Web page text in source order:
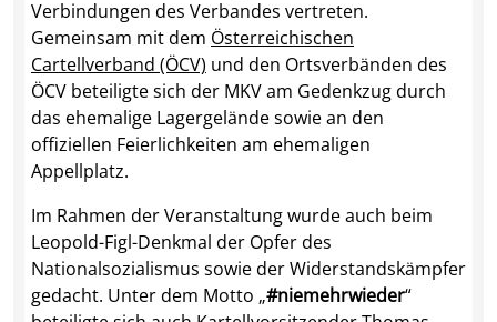
Verbindungen des Verbandes vertreten.
Gemeinsam mit dem Österreichischen
Cartellverband (ÖCV) und den Ortsverbänden des
ÖCV beteiligte sich der MKV am Gedenkzug durch
das ehemalige Lagergelände sowie an den
offiziellen Feierlichkeiten am ehemaligen
Appellplatz.
Im Rahmen der Veranstaltung wurde auch beim
Leopold-Figl-Denkmal der Opfer des
Nationalsozialismus sowie der Widerstandskämpfer
gedacht. Unter dem Motto „#niemehrwieder“